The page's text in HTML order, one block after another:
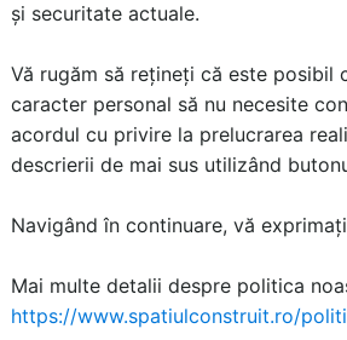
Promovați-vă produsele și
și securitate actuale.
Vă rugăm să rețineți că este posibil
caracter personal să nu necesite
acordul cu privire la prelucrarea
descrierii de mai sus utilizând
Navigând în continuare, vă
Mai multe detalii despre politica
https://www.spatiulconstruit.ro/